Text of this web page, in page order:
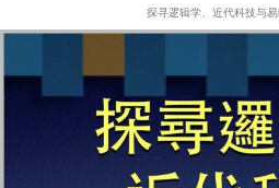
探寻逻辑学、近代科技与